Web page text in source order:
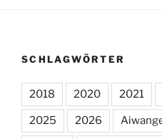
SCHLAGWÖRTER
2018 2020 2021
2025 2026